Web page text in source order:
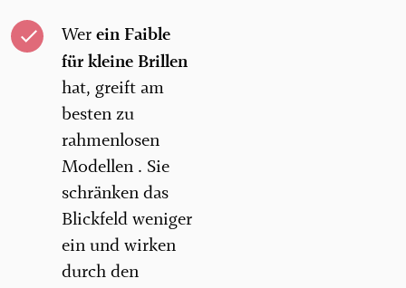
Wer ein Faible
für kleine Brillen
hat, greift am
besten zu
rahmenlosen
Modellen . Sie
schränken das
Blickfeld weniger
ein und wirken
durch den